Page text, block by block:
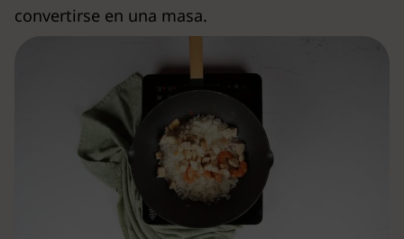
convertirse en una masa.